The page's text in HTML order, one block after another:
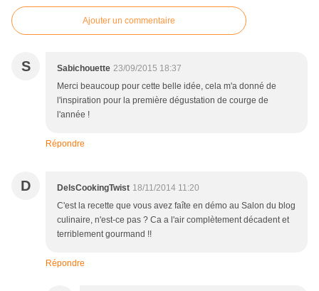
Ajouter un commentaire
S Sabichouette 23/09/2015 18:37
Merci beaucoup pour cette belle idée, cela m'a donné de
l'inspiration pour la première dégustation de courge de
l'année !
Répondre
D DelsCookingTwist 18/11/2014 11:20
C'est la recette que vous avez faîte en démo au Salon du blog
culinaire, n'est-ce pas ? Ca a l'air complètement décadent et
terriblement gourmand !!
Répondre